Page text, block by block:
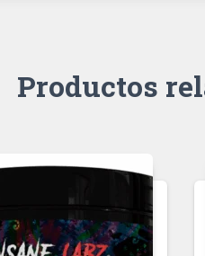
Productos